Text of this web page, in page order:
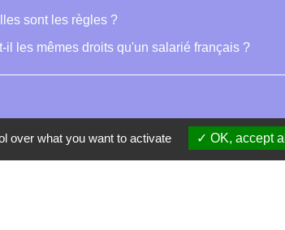
sont les règles ?
les mêmes droits qu'un salarié français ?
over what you want to activate OK, accept all